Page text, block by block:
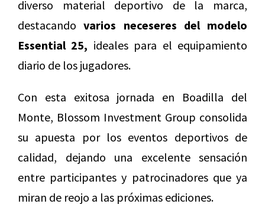
diverso material deportivo de la marca,
destacandovarios neceseres del modelo
Essential 25, ideales para el equipamiento
diario de los jugadores.
Con esta exitosa jornada en Boadilla del
Monte, Blossom Investment Group consolida
su apuesta por los eventos deportivos de
calidad, dejando una excelente sensación
entre participantes y patrocinadores que ya
miran de reojo a las próximas ediciones.